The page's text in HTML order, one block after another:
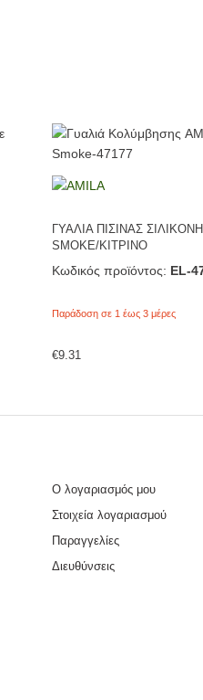
ΓΥΑΛΙΑ ΠΙΣΙΝΑΣ
SMOKE/ΚΙΤΡΙΝΟ
Κωδικός προϊόντος: EL-
Παράδοση σε 1 έως 3 μέρες
€9.31
Ο λογαριασμός μου
Στοιχεία λογαριασμού
Παραγγελίες
Διευθύνσεις